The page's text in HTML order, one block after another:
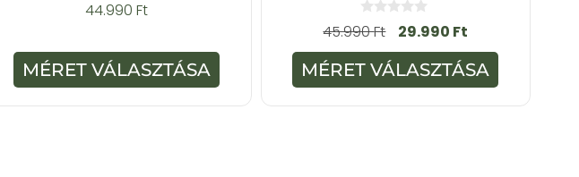
a
-
b
ő
l
44.990 Ft
MÉRET VÁLASZTÁSA
0
a
z
5
-
b
45.990Ft 29.990 Ft
MÉRET VÁLASZTÁSA